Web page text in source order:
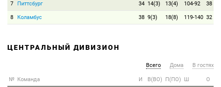
7 Питтсбург 34 14(3) 13(4) 104-92 38
8 Коламбус 38 9(3) 18(8) 119-140 32
ЦЕНТРАЛЬНЫЙ ДИВИЗИОН
Всего Дома В гостях
№ Команда И В(ВО) П(ПО) Ш О